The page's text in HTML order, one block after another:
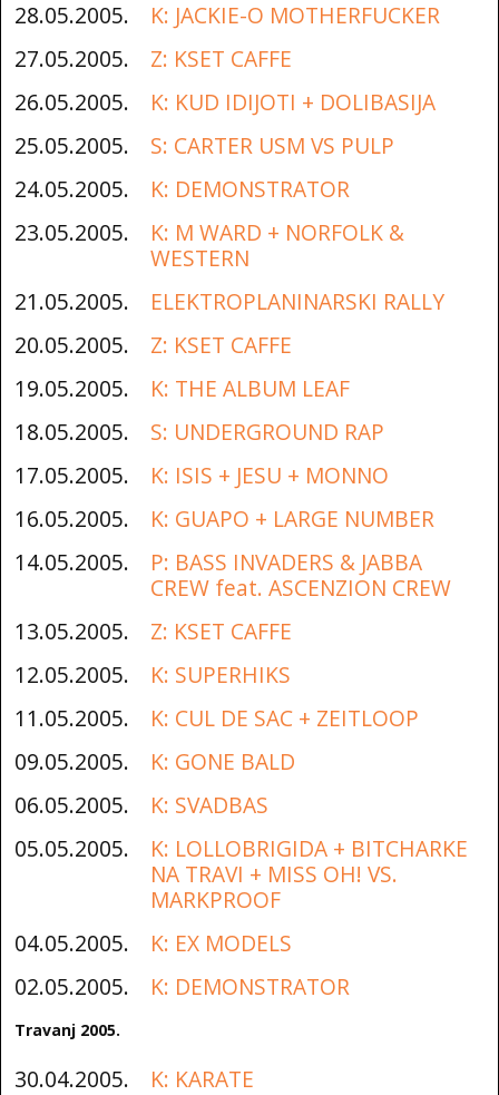
28.05.2005.
K: JACKIE-O MOTHERFUCKER
27.05.2005.
Z: KSET CAFFE
26.05.2005.
K: KUD IDIJOTI + DOLIBASIJA
25.05.2005.
S: CARTER USM VS PULP
24.05.2005.
K: DEMONSTRATOR
23.05.2005.
K: M WARD + NORFOLK &
WESTERN
21.05.2005.
ELEKTROPLANINARSKI RALLY
20.05.2005.
Z: KSET CAFFE
19.05.2005.
K: THE ALBUM LEAF
18.05.2005.
S: UNDERGROUND RAP
17.05.2005.
K: ISIS + JESU + MONNO
16.05.2005.
K: GUAPO + LARGE NUMBER
14.05.2005.
P: BASS INVADERS & JABBA
CREW feat. ASCENZION CREW
13.05.2005.
Z: KSET CAFFE
12.05.2005.
K: SUPERHIKS
11.05.2005.
K: CUL DE SAC + ZEITLOOP
09.05.2005.
K: GONE BALD
06.05.2005.
K: SVADBAS
05.05.2005.
K: LOLLOBRIGIDA + BITCHARKE
NA TRAVI + MISS OH! VS.
MARKPROOF
04.05.2005.
K: EX MODELS
02.05.2005.
K: DEMONSTRATOR
Travanj 2005.
30.04.2005.
K: KARATE